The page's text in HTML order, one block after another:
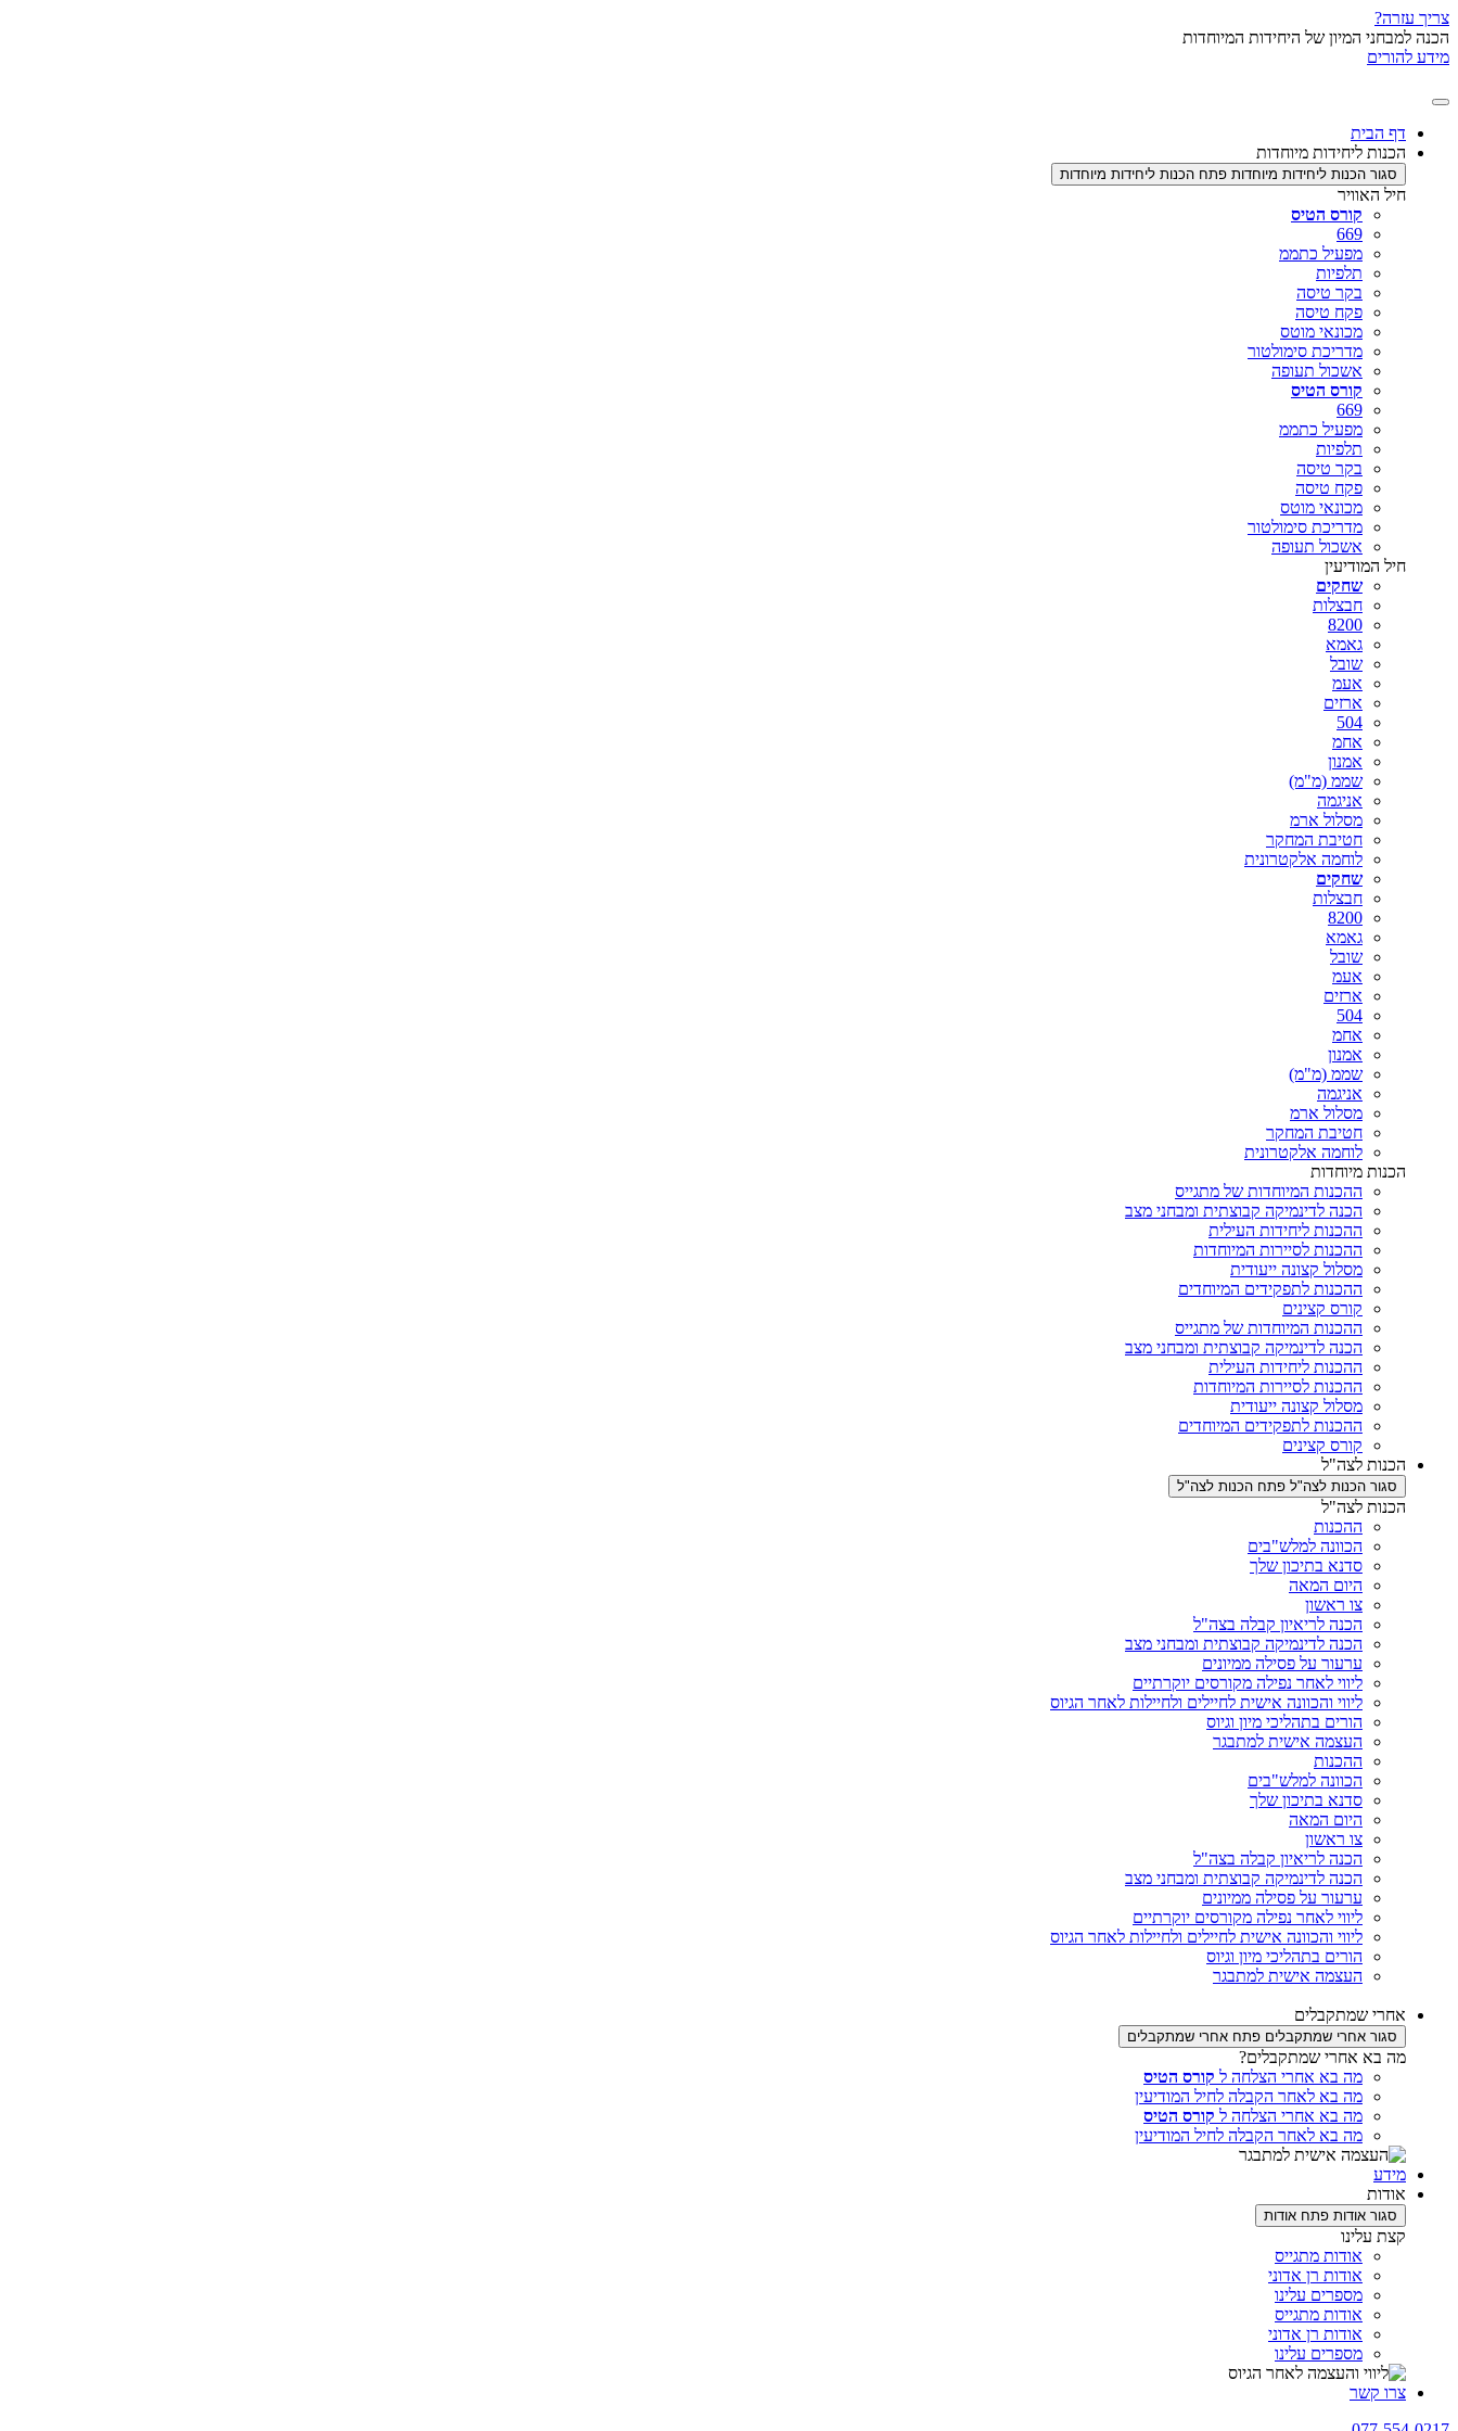
צריך עזרה?
הכנה למבחני המיון של היחידות המיוחדות
מידע להורים
דף הבית
הכנות ליחידות מיוחדות
סגור הכנות ליחידות מיוחדות פתח הכנות ליחידות מיוחדות
חיל האוויר
קורס הטיס
669
מפעיל כתממ
תלפיות
בקר טיסה
פקח טיסה
מכונאי מוטס
מדריכת סימולטור
אשכול תעופה
קורס הטיס
669
מפעיל כתממ
תלפיות
בקר טיסה
פקח טיסה
מכונאי מוטס
מדריכת סימולטור
אשכול תעופה
חיל המודיעין
שחקים
חבצלות
8200
גאמא
שובל
אעמ
ארזים
504
אחמ
אמנון
שממ (מ"מ)
אניגמה
מסלול ארמ
חטיבת המחקר
לוחמה אלקטרונית
שחקים
חבצלות
8200
גאמא
שובל
אעמ
ארזים
504
אחמ
אמנון
שממ (מ"מ)
אניגמה
מסלול ארמ
חטיבת המחקר
לוחמה אלקטרונית
הכנות מיוחדות
ההכנות המיוחדות של מתגייס
הכנה לדינמיקה קבוצתית ומבחני מצב
ההכנות ליחידות העילית
ההכנות לסיירות המיוחדות
מסלול קצונה ייעודית
ההכנות לתפקידים המיוחדים
קורס קצינים
ההכנות המיוחדות של מתגייס
הכנה לדינמיקה קבוצתית ומבחני מצב
ההכנות ליחידות העילית
ההכנות לסיירות המיוחדות
מסלול קצונה ייעודית
ההכנות לתפקידים המיוחדים
קורס קצינים
הכנות לצה"ל
סגור הכנות לצה"ל פתח הכנות לצה"ל
הכנות לצה"ל
ההכנות
הכוונה למלש"בים
סדנא בתיכון שלך
היום המאה
צו ראשון
הכנה לריאיון קבלה בצה"ל
הכנה לדינמיקה קבוצתית ומבחני מצב
ערעור על פסילה ממיונים
ליווי לאחר נפילה מקורסים יוקרתיים
ליווי והכוונה אישית לחיילים ולחיילות לאחר הגיוס
הורים בתהליכי מיון וגיוס
העצמה אישית למתבגר
ההכנות
הכוונה למלש"בים
סדנא בתיכון שלך
היום המאה
צו ראשון
הכנה לריאיון קבלה בצה"ל
הכנה לדינמיקה קבוצתית ומבחני מצב
ערעור על פסילה ממיונים
ליווי לאחר נפילה מקורסים יוקרתיים
ליווי והכוונה אישית לחיילים ולחיילות לאחר הגיוס
הורים בתהליכי מיון וגיוס
העצמה אישית למתבגר
אחרי שמתקבלים
סגור אחרי שמתקבלים פתח אחרי שמתקבלים
מה בא אחרי שמתקבלים?
מה בא אחרי הצלחה ל קורס הטיס
מה בא לאחר הקבלה לחיל המודיעין
מה בא אחרי הצלחה ל קורס הטיס
מה בא לאחר הקבלה לחיל המודיעין
מידע
אודות
סגור אודות פתח אודות
קצת עלינו
אודות מתגייס
אודות רן אדוני
מספרים עלינו
אודות מתגייס
אודות רן אדוני
מספרים עלינו
צרו קשר